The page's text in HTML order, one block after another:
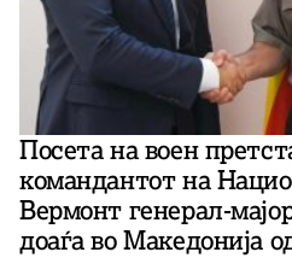
Посета на воен
командантот на
Вермонт генерал-мајорот Грегори Најт
доаѓа во Македонија